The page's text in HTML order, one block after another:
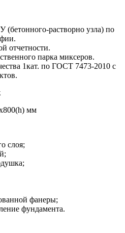
(бетонного-растворно узла) по
отчетности.
парка миксеров.
1кат. по ГОСТ 7473-2010 с
мм
слоя;
фанеры;
фундамента.